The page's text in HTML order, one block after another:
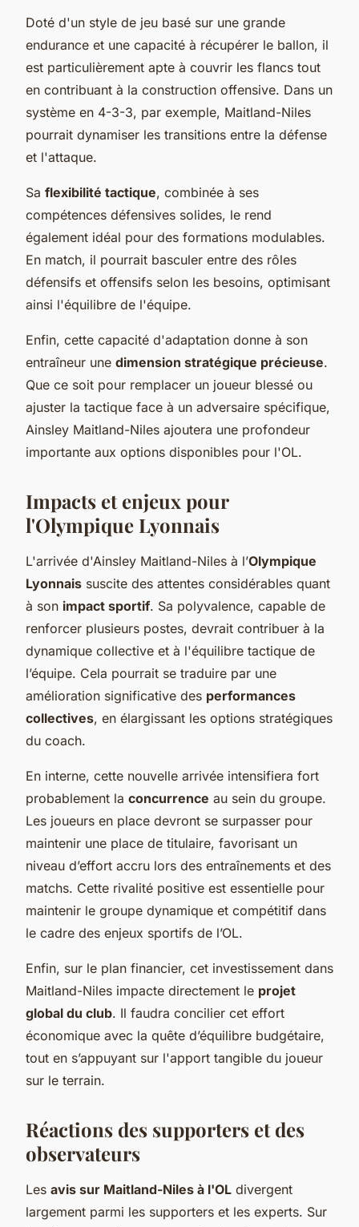
Doté d'un style de jeu basé sur une grande
endurance et une capacité à récupérer le ballon, il
est particulièrement apte à couvrir les flancs tout
en contribuant à la construction offensive. Dans un
système en 4-3-3, par exemple, Maitland-Niles
pourrait dynamiser les transitions entre la défense
et l'attaque.
Sa flexibilité tactique, combinée à ses
compétences défensives solides, le rend
également idéal pour des formations modulables.
En match, il pourrait basculer entre des rôles
défensifs et offensifs selon les besoins, optimisant
ainsi l'équilibre de l'équipe.
Enfin, cette capacité d'adaptation donne à son
entraîneur une dimension stratégique précieuse.
Que ce soit pour remplacer un joueur blessé ou
ajuster la tactique face à un adversaire spécifique,
Ainsley Maitland-Niles ajoutera une profondeur
importante aux options disponibles pour l'OL.
Impacts et enjeux pour
l'Olympique Lyonnais
L'arrivée d'Ainsley Maitland-Niles à l’Olympique
Lyonnais suscite des attentes considérables quant
à son impact sportif. Sa polyvalence, capable de
renforcer plusieurs postes, devrait contribuer à la
dynamique collective et à l'équilibre tactique de
l’équipe. Cela pourrait se traduire par une
amélioration significative des performances
collectives, en élargissant les options stratégiques
du coach.
En interne, cette nouvelle arrivée intensifiera fort
probablement la concurrence au sein du groupe.
Les joueurs en place devront se surpasser pour
maintenir une place de titulaire, favorisant un
niveau d’effort accru lors des entraînements et des
matchs. Cette rivalité positive est essentielle pour
maintenir le groupe dynamique et compétitif dans
le cadre des enjeux sportifs de l’OL.
Enfin, sur le plan financier, cet investissement dans
Maitland-Niles impacte directement le projet
global du club. Il faudra concilier cet effort
économique avec la quête d’équilibre budgétaire,
tout en s’appuyant sur l'apport tangible du joueur
sur le terrain.
Réactions des supporters et des
observateurs
Les avis sur Maitland-Niles à l'OL divergent
largement parmi les supporters et les experts. Sur